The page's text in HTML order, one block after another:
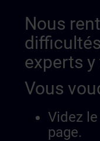
Nous
experts y
Vous
Videz
page.